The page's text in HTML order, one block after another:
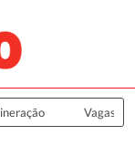
Vagas